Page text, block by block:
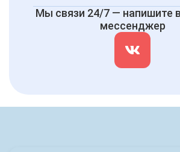
Мы связи 24/7 — напишите
мессенджер